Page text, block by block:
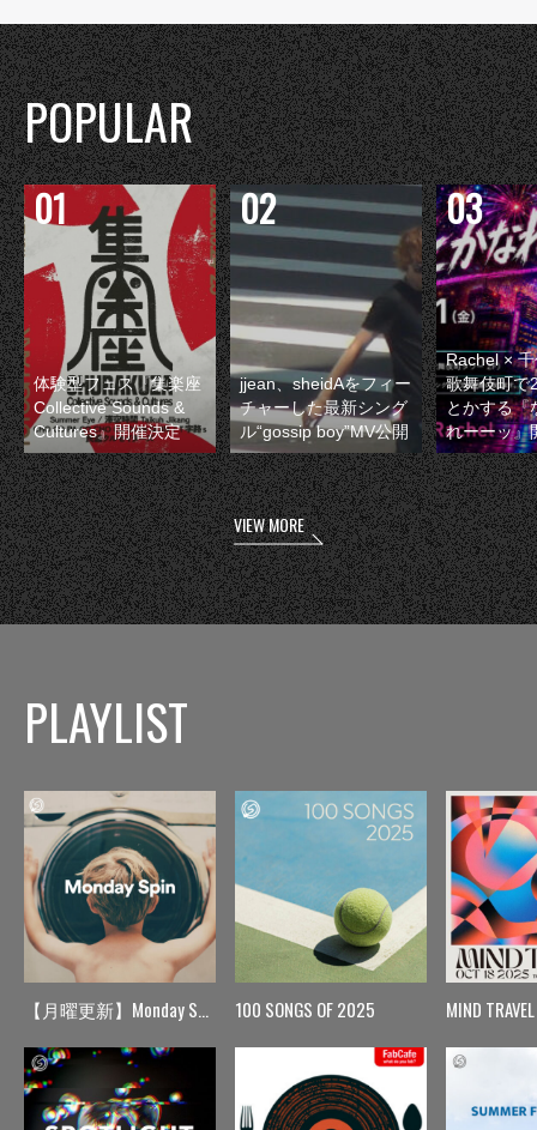
POPULAR
体験型フェス『集楽座
Collective Sounds &
Cultures』開催決定
jjean、sheidAをフィー
チャーした最新シング
ル“gossip boy”MV公開
Rachel ×
歌舞伎町で
とかする『
れーーッ』
VIEW MORE
PLAYLIST
【月曜更新】Monday Spin 100 SONGS OF 2025 MIND TRAVEL